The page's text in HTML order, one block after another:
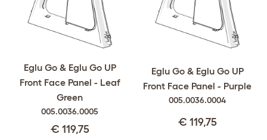
Eglu Go & Eglu Go UP
Front Face Panel - Leaf
Green
005.0036.0005
€ 119,75
Eglu Go & Eglu Go UP
Front Face Panel - Purple
005.0036.0004
€ 119,75